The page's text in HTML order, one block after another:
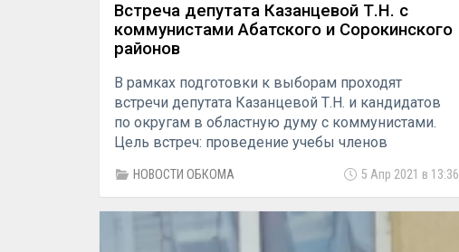
Встреча депутата Казанцевой Т.Н. с
коммунистами Абатского и Сорокинского
районов
В рамках подготовки к выборам проходят
встречи депутата Казанцевой Т.Н. и кандидатов
по округам в областную думу с коммунистами.
Цель встреч: проведение учебы членов
наблюдателей на участки, знакомство с
предполагаемыми кандидатами в депутаты по
одномандатным округам. На этот раз знакомство
было с Чулошниковым А.В., первым секретарем
НОВОСТИ ОБКОМА 5 Апр 2021 в 13:36